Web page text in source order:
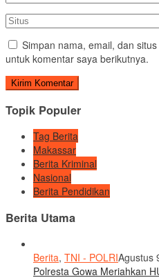
Simpan nama, email, dan
untuk komentar saya berikutnya.
Topik Populer
Tag Berita
Makassar
Berita Kriminal
Nasional
Berita Pendidikan
Berita Utama
Berita, TNI - POLRIAgustus
Polresta Gowa Meriahkan